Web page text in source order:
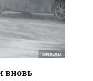
вновь